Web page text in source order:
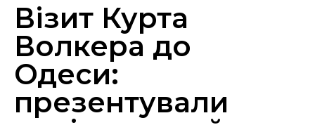
Візит Курта
Волкера до
Одеси:
презентували